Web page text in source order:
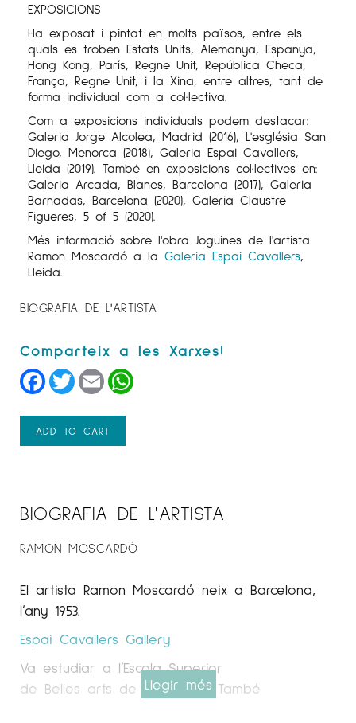
EXPOSICIONS
Ha exposat i pintat en molts països, entre els
quals es troben Estats Units, Alemanya, Espanya,
Hong Kong, París, Regne Unit, República Checa,
França, Regne Unit, i la Xina, entre altres, tant de
forma individual com a col·lectiva.
Com a exposicions individuals podem destacar:
Galeria Jorge Alcolea, Madrid (2016), L'església San
Diego, Menorca (2018), Galeria Espai Cavallers,
Lleida (2019). També en exposicions col·lectives en:
Galeria Arcada, Blanes, Barcelona (2017), Galeria
Barnadas, Barcelona (2020), Galeria Claustre
Figueres, 5 of 5 (2020).
Més informació sobre l'obra Joguines de l'artista
Ramon Moscardó a la Galeria Espai Cavallers,
Lleida.
BIOGRAFIA DE L'ARTISTA
Facebook
TwitterEmail
ADD TO CART
BIOGRAFIA DE L'ARTISTA
RAMON MOSCARDÓ
El artista Ramon Moscardó neix a Barcelona,
l’any 1953.
Espai Cavallers Gallery
Va estudiar a l’Escola Superior
de Belles arts de Sant Jordi. També
Llegir més